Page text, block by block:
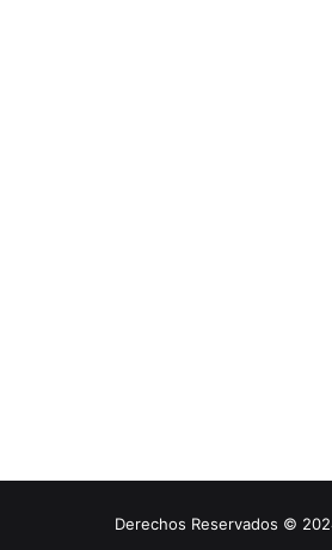
Derechos Reservados ©